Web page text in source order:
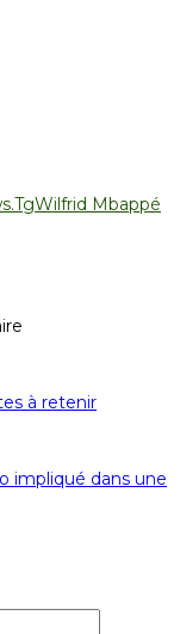
Wilfrid Mbappé
à retenir
impliqué dans une